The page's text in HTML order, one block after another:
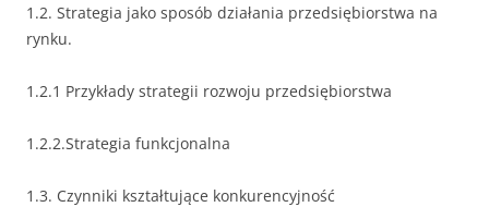
1.2. Strategia jako sposób działania przedsiębiorstwa na
rynku.
1.2.1 Przykłady strategii rozwoju przedsiębiorstwa
1.2.2.Strategia funkcjonalna
1.3. Czynniki kształtujące konkurencyjność